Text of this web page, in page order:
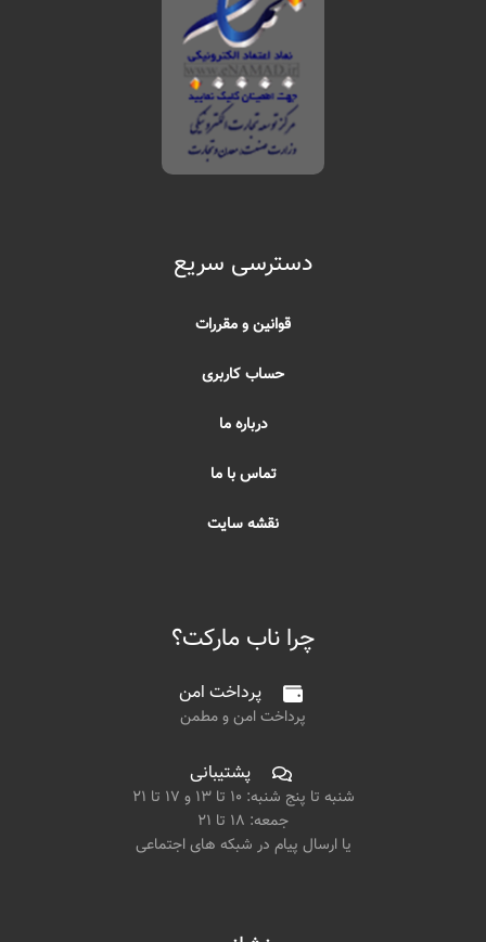
دسترسی سریع
قوانین و مقررات
حساب کاربری
درباره ما
تماس با ما
نقشه سایت
چرا ناب مارکت؟
پرداخت امن
پرداخت امن و مطمن
پشتیبانی
شنبه تا پنج شنبه: ۱۰ تا ۱۳ و ۱۷ تا ۲۱
جمعه: ۱۸ تا ۲۱
یا ارسال پیام در شبکه های اجتماعی